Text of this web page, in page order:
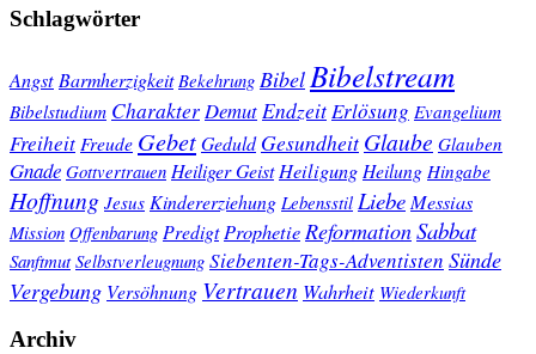
Schlagwörter
Angst Barmherzigkeit Bekehrung Bibel Bibelstream
Bibelstudium Charakter Demut EndzeitErlösung Evangelium
Freiheit Freude GebetGeduld Gesundheit Glaube Glauben
Gnade Gottvertrauen Heiliger Geist Heiligung Heilung Hingabe
Hoffnung Jesus Kindererziehung Lebensstil Liebe Messias
Mission Offenbarung Predigt Prophetie ReformationSabbat
Sanftmut Selbstverleugnung Siebenten-Tags-Adventisten Sünde
Vergebung Versöhnung Vertrauen Wahrheit Wiederkunft
Archiv